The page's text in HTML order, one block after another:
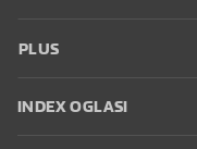
PLUS
INDEX OGLASI